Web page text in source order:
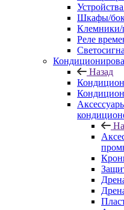
Шкафы/
Реле
Назад